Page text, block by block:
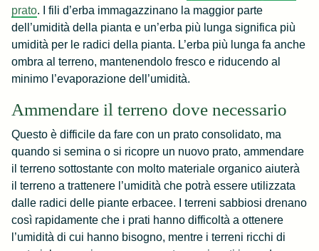
prato. I fili d’erba immagazzinano la maggior parte
dell’umidità della pianta e un’erba più lunga significa più
umidità per le radici della pianta. L’erba più lunga fa anche
ombra al terreno, mantenendolo fresco e riducendo al
minimo l’evaporazione dell’umidità.
Ammendare il terreno dove necessario
Questo è difficile da fare con un prato consolidato, ma
quando si semina o si ricopre un nuovo prato, ammendare
il terreno sottostante con molto materiale organico aiuterà
il terreno a trattenere l’umidità che potrà essere utilizzata
dalle radici delle piante erbacee. I terreni sabbiosi drenano
così rapidamente che i prati hanno difficoltà a ottenere
l’umidità di cui hanno bisogno, mentre i terreni ricchi di